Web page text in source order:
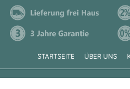
STARTSEITE ÜBER UNS
automatisch erste